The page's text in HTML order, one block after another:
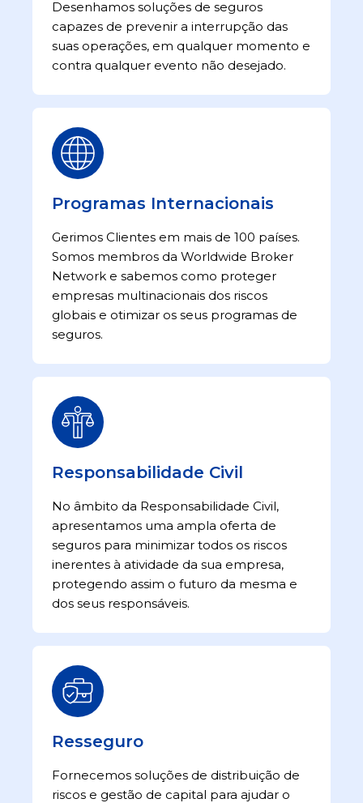
Desenhamos soluções de seguros
capazes de prevenir a interrupção das
suas operações, em qualquer momento e
contra qualquer evento não desejado.
Programas Internacionais
Gerimos Clientes em mais de 100 países.
Somos membros da Worldwide Broker
Network e sabemos como proteger
empresas multinacionais dos riscos
globais e otimizar os seus programas de
seguros.
Responsabilidade Civil
No âmbito da Responsabilidade Civil,
apresentamos uma ampla oferta de
seguros para minimizar todos os riscos
inerentes à atividade da sua empresa,
protegendo assim o futuro da mesma e
dos seus responsáveis.
Resseguro
Fornecemos soluções de distribuição de
riscos e gestão de capital para ajudar o